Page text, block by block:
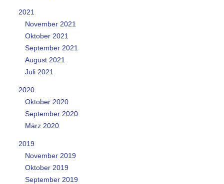
2021
November 2021
Oktober 2021
September 2021
August 2021
Juli 2021
2020
Oktober 2020
September 2020
März 2020
2019
November 2019
Oktober 2019
September 2019